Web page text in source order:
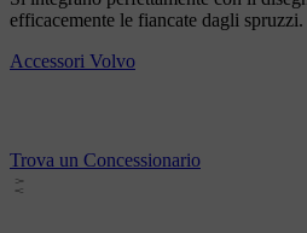
efficacemente le fiancate dagli spruzzi.
Accessori Volvo
Trova un Concessionario